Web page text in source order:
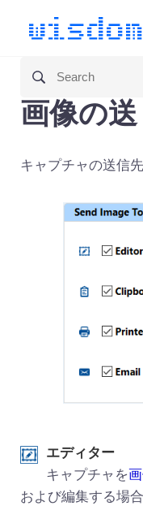
画像の
キャプチャの送信
エディター
キャプチャを
および編集する場